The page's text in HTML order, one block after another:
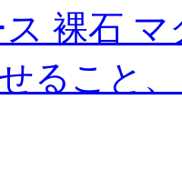
裸石
ること